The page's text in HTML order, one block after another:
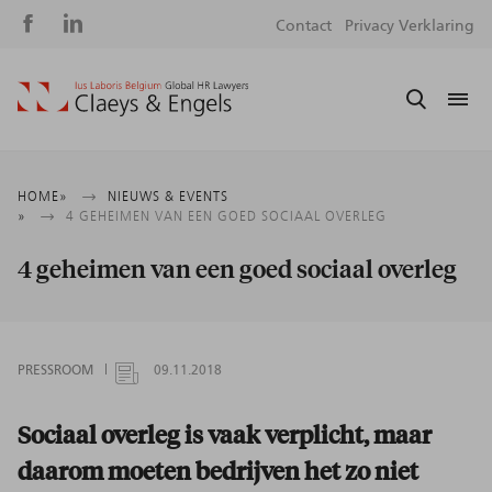
Social
Contact Privacy Verklaring
Kruimelpad
HOME
NIEUWS & EVENTS
4 GEHEIMEN VAN EEN GOED SOCIAAL OVERLEG
4 geheimen van een goed sociaal overleg
PRESSROOM 09.11.2018
Sociaal overleg is vaak verplicht, maar
daarom moeten bedrijven het zo niet